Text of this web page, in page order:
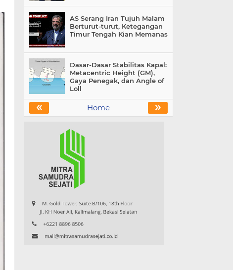
AS Serang Iran Tujuh Malam
Berturut-turut, Ketegangan
Timur Tengah Kian Memanas
Dasar-Dasar Stabilitas Kapal:
Metacentric Height (GM),
Gaya Penegak, dan Angle of
Loll
« »
Home